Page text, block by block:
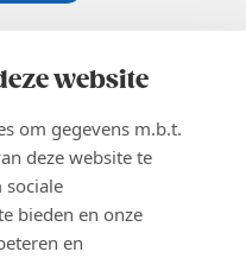
website
om gegevens m.b.t.
deze website te
sociale
bieden en onze
en